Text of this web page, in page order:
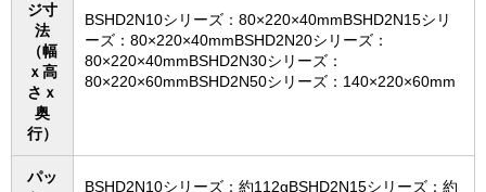
ジ寸
法
（幅
ｘ高
さｘ
奥
行）
BSHD2N10シリーズ：80×220×40mmBSHD2N15シリ
ーズ：80×220×40mmBSHD2N20シリーズ：
80×220×40mmBSHD2N30シリーズ：
80×220×60mmBSHD2N50シリーズ：140×220×60mm
パッ
BSHD2N10シリーズ：約112gBSHD2N15シリーズ：約